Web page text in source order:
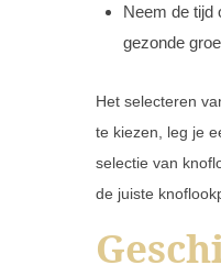
Neem de tijd
gezonde
Het selecteren
te kiezen, leg je
selectie van
de juiste